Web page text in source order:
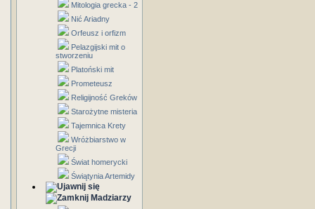
Mitologia grecka - 2
Nić Ariadny
Orfeusz i orfizm
Pelazgijski mit o
stworzeniu
Platoński mit
Prometeusz
Religijność Greków
Starożytne misteria
Tajemnica Krety
Wróżbiarstwo w
Grecji
Świat homerycki
Świątynia Artemidy
Madziarzy